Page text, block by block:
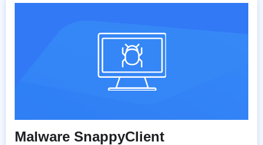
Malware SnappyClient